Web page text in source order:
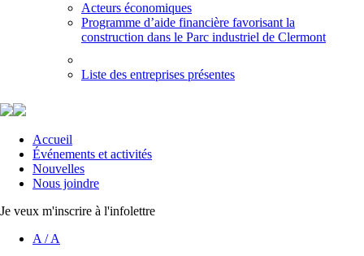
Acteurs économiques
Programme d’aide financière favorisant la
construction dans le Parc industriel de Clermont
Liste des entreprises présentes
Accueil
Événements et activités
Nouvelles
Nous joindre
Je veux m'inscrire à l'infolettre
A /A